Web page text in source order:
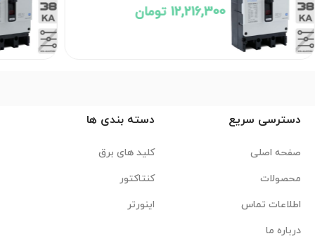
12,216,300 تومان
دسترسی سریع
صفحه اصلی
محصولات
اطلاعات تماس
درباره ما
دسته بندی ها
کلید های برق
کنتاکتور
اینورتر